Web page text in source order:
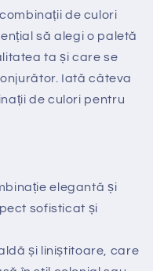
de culori
să alegi o paletă
ta și care se
Iată câteva
de culori pentru
elegantă și
sofisticat și
și liniștitoare, care